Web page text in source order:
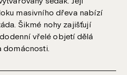
masivního dřeva nabízí
Šikmé nohy zajišťují
vřelé objetí dělá
domácnosti.